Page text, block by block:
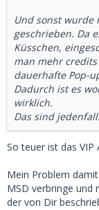
Und sonst wurde
geschrieben. Da
Küsschen,
man mehr
dauerhafte Pop-
Dadurch ist es
wirklich.
Das sind
So teuer ist das VIP
Mein Problem
MSD verbringe und
der von Dir